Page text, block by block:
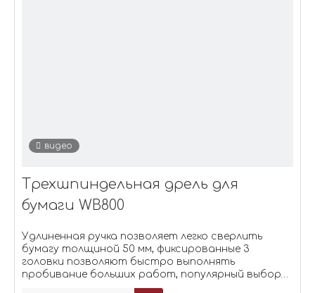
видео
Трехшпиндельная дрель для
бумаги WB800
Удлиненная ручка позволяет легко сверлить
бумагу толщиной 50 мм, фиксированные 3
головки позволяют быстро выполнять
пробивание больших работ, популярный выбор
для небольших типографий, офисов, школ и